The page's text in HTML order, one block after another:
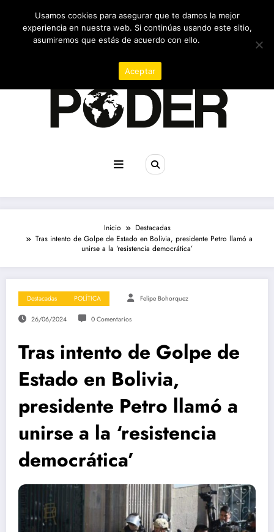
contenido
07/08/2026 6:31:05 PM
Inicio
Destacadas
Tras intento de Golpe de Estado en Bolivia, presidente Petro llamó a
unirse a la ‘resistencia democrática’
Destacadas POLÍTICA Felipe Bohorquez
26/06/2024 0 Comentarios
Tras intento de Golpe de
Estado en Bolivia,
presidente Petro llamó a
unirse a la ‘resistencia
democrática’
Usamos cookies para asegurar que te damos la mejor
experiencia en nuestra web. Si continúas usando este sitio,
asumiremos que estás de acuerdo con ello.
Aceptar